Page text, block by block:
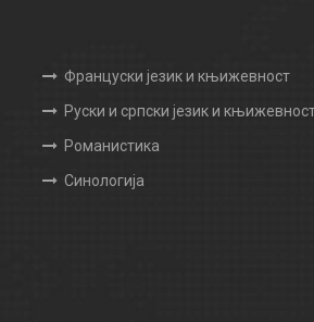
Француски језик и књижевност
Руски и српски језик и
Романистика
Синологија